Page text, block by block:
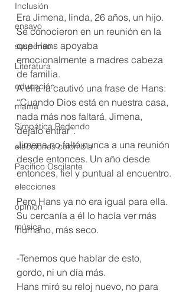
Inclusión
ensayo
suspenso
Literatura
educación
mamá
Simpática Redondo
elecciones colombia
Pacifico Oscilante
elecciones
opinión
música
Era Jimena, linda, 26 años, un hijo.
Se conocieron en un reunión en la
que Hans apoyaba
emocionalmente a madres cabeza
de familia.
A ella la cautivó una frase de Hans:
“Cuando Dios está en nuestra casa,
nada más nos faltará, Jimena,
déjalo entrar”.
Jimena no faltó nunca a una reunión
desde entonces. Un año desde
entonces, fiel y puntual al encuentro.
Pero Hans ya no era igual para ella.
Su cercanía a él lo hacía ver más
humano, más seco.
-Tenemos que hablar de esto,
gordo, ni un día más.
Hans miró su reloj nuevo, no para